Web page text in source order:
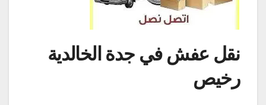
نقل عفش في جدة الخالدية
رخيص